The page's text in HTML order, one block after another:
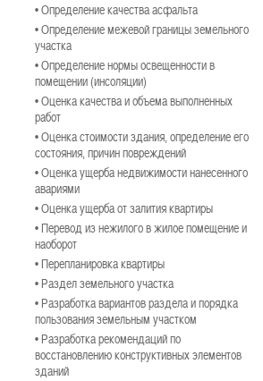
• Определение качества асфальта
• Определение межевой границы земельного
участка
• Определение нормы освещенности в
помещении (инсоляции)
• Оценка качества и объема выполненных
работ
• Оценка стоимости здания, определение его
состояния, причин повреждений
• Оценка ущерба недвижимости нанесенного
авариями
• Оценка ущерба от залития квартиры
• Перевод из нежилого в жилое помещение и
наоборот
• Перепланировка квартиры
• Раздел земельного участка
• Разработка вариантов раздела и порядка
пользования земельным участком
• Разработка рекомендаций по
восстановлению конструктивных элементов
зданий